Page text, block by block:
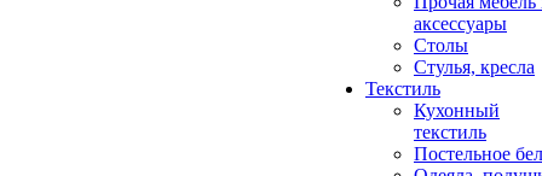
аксессуары
Столы
Стулья, кресла
Текстиль
Кухонный
текстиль
Постельное